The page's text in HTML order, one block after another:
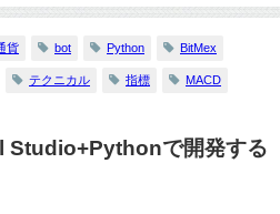
貨 bot Python BitMex
テクニカル 指標 MACD
で開発する